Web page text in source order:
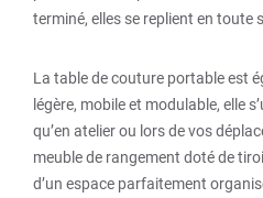
terminé, elles se replient en toute
La table de couture portable est
légère, mobile et modulable, elle
qu’en atelier ou lors de vos
meuble de rangement doté de
d’un espace parfaitement